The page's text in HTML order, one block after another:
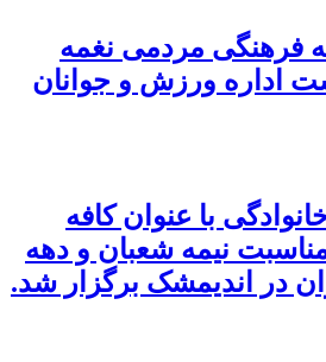
فرهنگی مردمی نغمه
اداره ورزش و جوانان
با عنوان کافه
نیمه شعبان و دهه
در اندیمشک برگزار شد.